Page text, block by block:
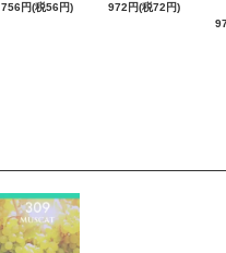
756円(税56円)
972円(税72円)